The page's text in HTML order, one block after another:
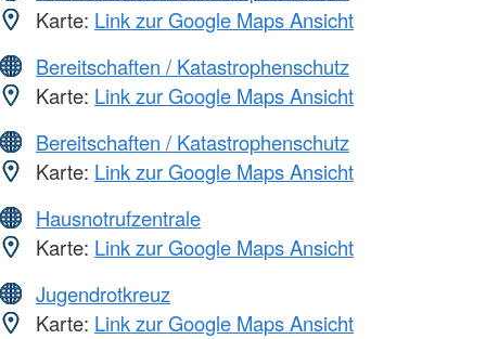
Karte: Link zur Google Maps Ansicht
Bereitschaften / Katastrophenschutz
Karte: Link zur Google Maps Ansicht
Bereitschaften / Katastrophenschutz
Karte: Link zur Google Maps Ansicht
Hausnotrufzentrale
Karte: Link zur Google Maps Ansicht
Jugendrotkreuz
Karte: Link zur Google Maps Ansicht